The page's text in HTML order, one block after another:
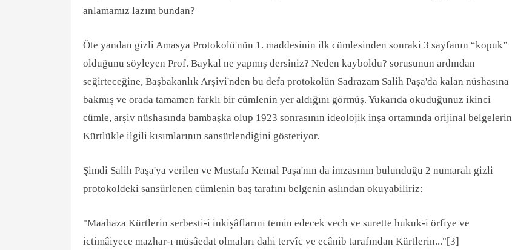
anlamamız lazım bundan?
Öte yandan gizli Amasya Protokolü'nün 1. maddesinin ilk cümlesinden sonraki 3 sayfanın “kopuk”
olduğunu söyleyen Prof. Baykal ne yapmış dersiniz? Neden kayboldu? sorusunun ardından
seğirteceğine, Başbakanlık Arşivi'nden bu defa protokolün Sadrazam Salih Paşa'da kalan nüshasına
bakmış ve orada tamamen farklı bir cümlenin yer aldığını görmüş. Yukarıda okuduğunuz ikinci
cümle, arşiv nüshasında bambaşka olup 1923 sonrasının ideolojik inşa ortamında orijinal belgelerin
Kürtlükle ilgili kısımlarının sansürlendiğini gösteriyor.
Şimdi Salih Paşa'ya verilen ve Mustafa Kemal Paşa'nın da imzasının bulunduğu 2 numaralı gizli
protokoldeki sansürlenen cümlenin baş tarafını belgenin aslından okuyabiliriz:
"Maahaza Kürtlerin serbesti-i inkişâflarını temin edecek vech ve surette hukuk-i örfiye ve
ictimâiyece mazhar-ı müsâedat olmaları dahi tervîc ve ecânib tarafından Kürtlerin..."[3]